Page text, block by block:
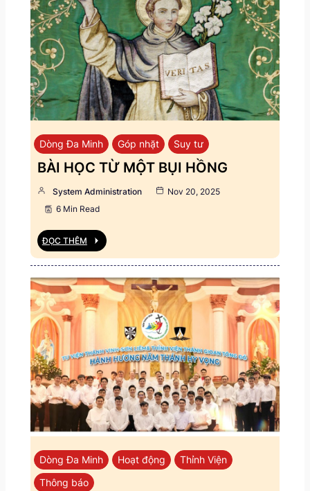
Dòng Đa Minh Góp nhặt Suy tư
BÀI HỌC TỪ MỘT BỤI HỒNG
System Administration
Nov 20, 2025
6 Min Read
ĐỌC THÊM
Dòng Đa Minh Hoạt động
Thỉnh Viện
Thông báo